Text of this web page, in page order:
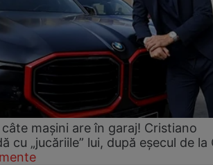
mașini are în garaj! Cristiano
cu „jucăriile” lui, după eșecul de la